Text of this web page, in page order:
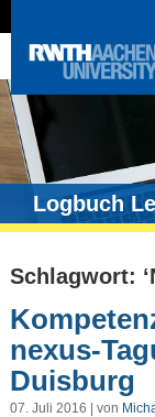
Logbuch
Schlagwort:
nexus-
Duisburg
07. Juli 2016 | von